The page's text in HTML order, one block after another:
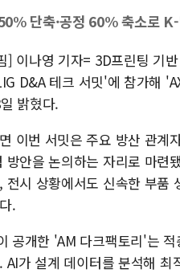
단축·공정 60% 축소로
] 이나영 기자= 3D프린팅 기
D&A 테크 서밋'에 참가해
밝혔다.
이번 서밋은 주요 방산 관계
방안을 논의하는 자리로 마련
전시 상황에서도 신속한 부품
.
공개한 'AM 다크팩토리'는
AI가 설계 데이터를 분석해